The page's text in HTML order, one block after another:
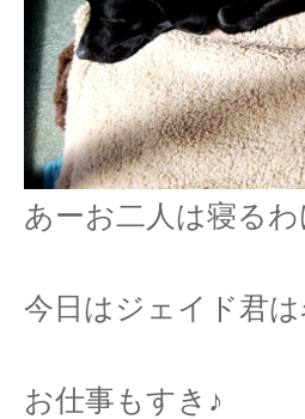
あーお二人は寝る
今日はジェイド君
お仕事もすき♪